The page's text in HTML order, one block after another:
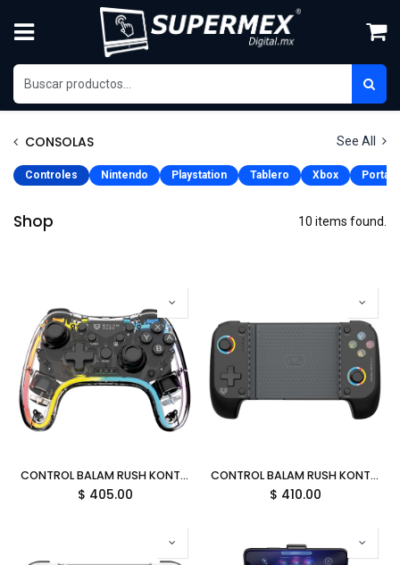
CONSOLAS See All
Controles Nintendo Playstation Tablero Xbox Portatil
Shop 10 items found.
CONTROL BALAM RUSH KONTROL GLOW SWG600 NEON TRANSPARENTE RGB INALAMBRICO PC/ANDROID/IOS/PS/NSWITCH BR-940467 1M DE GARANTIA
$ 405.00
CONTROL BALAM RUSH KONTROL MOVE G626 NEGRO INALAMBRICO/BLUETHOOTH 5.0 RGB ANDROID/IOS BR-940474 06M DE GARANTIA
$ 410.00